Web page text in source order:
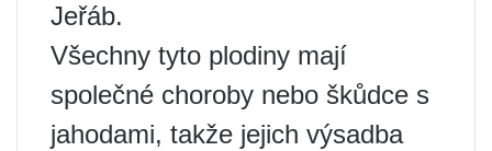
Jeřáb.
Všechny tyto plodiny mají
společné choroby nebo škůdce s
jahodami, takže jejich výsadba